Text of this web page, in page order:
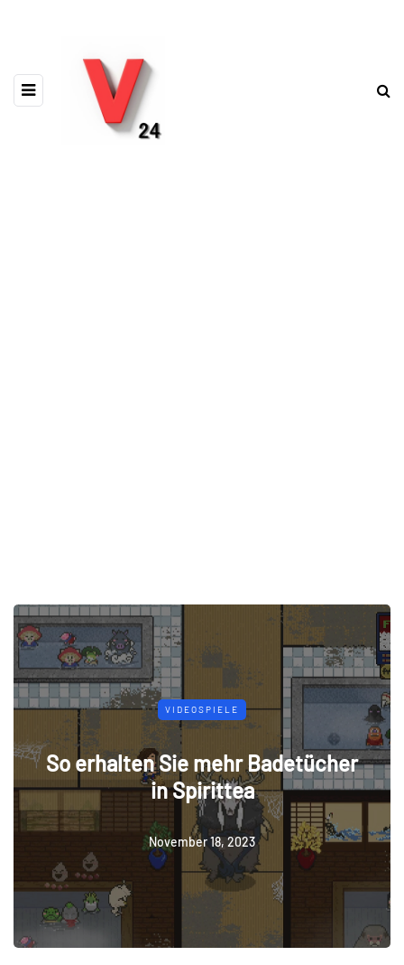
VIDEOSPIELE
So erhalten Sie mehr Badetücher
in Spirittea
November 18, 2023